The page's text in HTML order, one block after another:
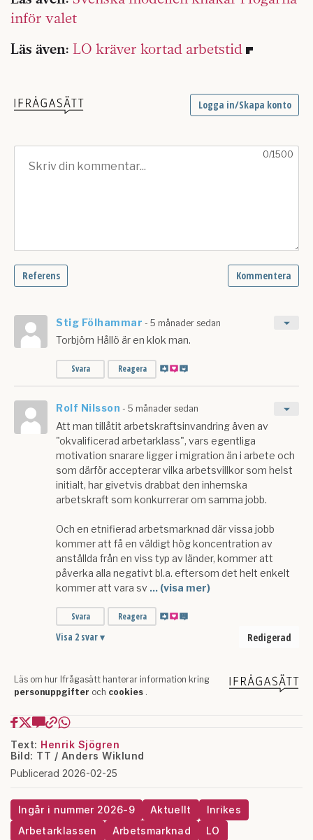
inför valet
Läs även: LO kräver kortad arbetstid
Text: Henrik Sjögren
Bild: TT / Anders Wiklund
Publicerad 2026-02-25
Ingår i nummer 2026-9 Aktuellt
Inrikes
Arbetarklassen
Arbetsmarknad
LO